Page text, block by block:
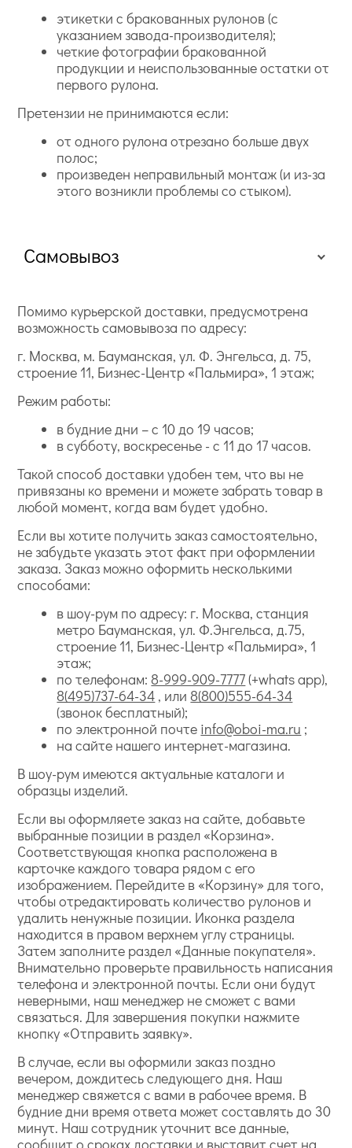
этикетки с бракованных рулонов (с
указанием завода-производителя);
четкие фотографии бракованной
продукции и неиспользованные остатки от
первого рулона.
Претензии не принимаются если:
от одного рулона отрезано больше двух
полос;
произведен неправильный монтаж (и из-за
этого возникли проблемы со стыком).
Самовывоз
Помимо курьерской доставки, предусмотрена
возможность самовывоза по адресу:
г. Москва, м. Бауманская, ул. Ф. Энгельса, д. 75,
строение 11, Бизнес-Центр «Пальмира», 1 этаж;
Режим работы:
в будние дни – с 10 до 19 часов;
в субботу, воскресенье - с 11 до 17 часов.
Такой способ доставки удобен тем, что вы не
привязаны ко времени и можете забрать товар в
любой момент, когда вам будет удобно.
Если вы хотите получить заказ самостоятельно,
не забудьте указать этот факт при оформлении
заказа. Заказ можно оформить несколькими
способами:
в шоу-рум по адресу: г. Москва, станция
метро Бауманская, ул. Ф.Энгельса, д.75,
строение 11, Бизнес-Центр «Пальмира», 1
этаж;
по телефонам: 8-999-909-7777(+whats app),
8(495)737-64-34 , или 8(800)555-64-34
(звонок бесплатный);
по электронной почте info@oboi-ma.ru ;
на сайте нашего интернет-магазина.
В шоу-рум имеются актуальные каталоги и
образцы изделий.
Если вы оформляете заказ на сайте, добавьте
выбранные позиции в раздел «Корзина».
Соответствующая кнопка расположена в
карточке каждого товара рядом с его
изображением. Перейдите в «Корзину» для того,
чтобы отредактировать количество рулонов и
удалить ненужные позиции. Иконка раздела
находится в правом верхнем углу страницы.
Затем заполните раздел «Данные покупателя».
Внимательно проверьте правильность написания
телефона и электронной почты. Если они будут
неверными, наш менеджер не сможет с вами
связаться. Для завершения покупки нажмите
кнопку «Отправить заявку».
В случае, если вы оформили заказ поздно
вечером, дождитесь следующего дня. Наш
менеджер свяжется с вами в рабочее время. В
будние дни время ответа может составлять до 30
минут. Наш сотрудник уточнит все данные,
сообщит о сроках доставки и выставит счет на